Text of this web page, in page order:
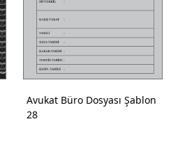
Avukat Büro Dosyası Şablon
28